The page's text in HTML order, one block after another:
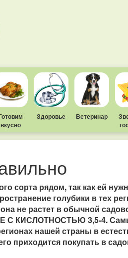
вкусно
Здоровье Ветеринар
сорта рядом, так как ей
голубики в тех
не растет в обычной
С КИСЛОТНОСТЬЮ 3,5-4.
нашей страны в
приходится покупать в